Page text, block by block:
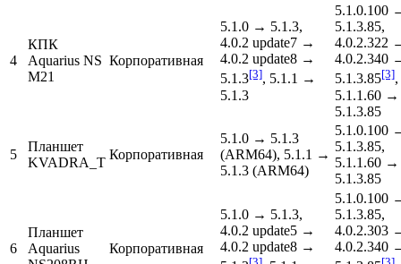
4
КПК
Aquarius NS
M21
Корпоративная
5.1.0 → 5.1.3,
4.0.2 update7 →
4.0.2 update8 →
5.1.3[3], 5.1.1 →
5.1.3
5.1.0.100
5.1.3.85,
4.0.2.322
4.0.2.340
5.1.3.85[3],
5.1.1.60 →
5.1.3.85
5
Планшет
KVADRA_T
Корпоративная
5.1.0 → 5.1.3
(ARM64), 5.1.1 →
5.1.3 (ARM64)
5.1.0.100
5.1.3.85,
5.1.1.60 →
5.1.3.85
6
Планшет
Aquarius
Корпоративная
5.1.0 → 5.1.3,
4.0.2 update5 →
4.0.2 update8 →
5.1.0.100
5.1.3.85,
4.0.2.303
4.0.2.340